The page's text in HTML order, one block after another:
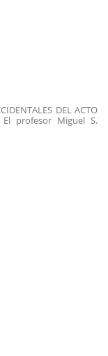
DEL ACTO
profesor Miguel S.